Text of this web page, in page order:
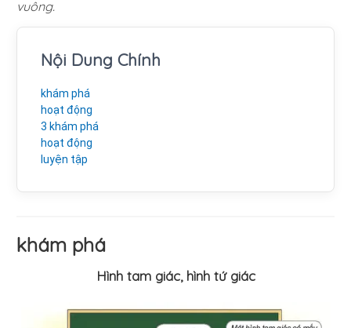
vuông.
Nội Dung Chính
khám phá
hoạt động
3 khám phá
hoạt động
luyện tập
khám phá
Hình tam giác, hình tứ giác